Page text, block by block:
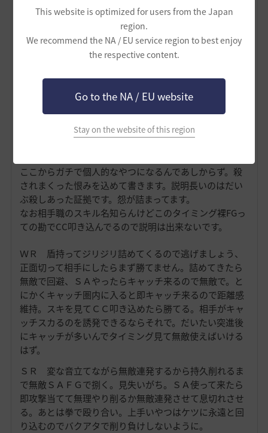
This website is optimized for users from the Japan
region.
We recommend the NA / EU service region to best enjoy
the respective content.
Go to the NA / EU website
Stay on the website of this region
だいたいの職相手の立ち回り関係
ここからガチで個人的なやつになるんであしからず。殺
されまくった恨みを込めて書きます。説明長いのはだい
ぶ殺しあった証拠です。怨が詰まってます。
なお相手職のスキル名知らんけどこのタイミング裸FGっ
ての勘でCC叩き込んでるので説明は出来ないです。
ＷＲ 盾持ってジリジリ詰めてくるので逃げましょう、
正面切って相手にしたらまず勝てません。詰めてきたら
無敵で回避、ＳＡやったらキャッチ来るので無敵で。と
にかくキャッチ圏内に入ると即キャッチ来るので距離感
維持。スキを見てＣＣ叩き込めたら勝てる。相手がキャ
ッチスカるのを誘発できるならそれで。だいたい突進後
にキャッチが多いんでタイミング見て無敵使えばいける
はず。
ＳＲ 変な音立てながら無敵連発するから持久削れるま
で無敵ＳＡＦＧで捌く。見失いがち。ＳＡ使って来たら
即攻撃当てて無理やり削るか無敵連発させて息切れさせ
る。あとは拳で殴り合い。上手いやつはケツに永遠と回
り込むのでバクアタで削り負けしないように。